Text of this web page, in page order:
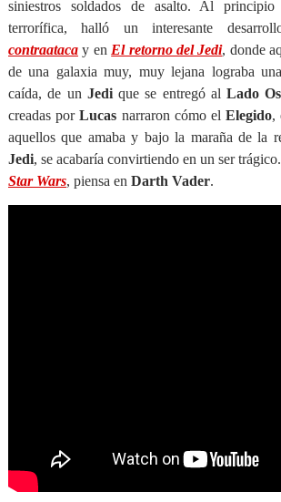
siniestros soldados de asalto. Al
terrorífica, halló un interesante
contraatacay en El retorno del Jedi, donde
de una galaxia muy, muy lejana lograba
caída, de un Jedique se entregó alLado
creadas porLucas narraron cómo elElegido,
aquellos que amaba y bajo la maraña de la
Jedi, se acabaría convirtiendo en un ser
Star Wars, piensa en Darth Vader.